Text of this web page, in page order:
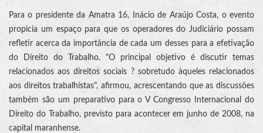
Para o presidente da Amatra 16, Inácio de Araújo Costa, o evento
propicia um espaço para que os operadores do Judiciário possam
refletir acerca da importância de cada um desses para a efetivação
do Direito do Trabalho. "O principal objetivo é discutir temas
relacionados aos direitos sociais ? sobretudo àqueles relacionados
aos direitos trabalhistas", afirmou, acrescentando que as discussões
também são um preparativo para o V Congresso Internacional do
Direito do Trabalho, previsto para acontecer em junho de 2008, na
capital maranhense.